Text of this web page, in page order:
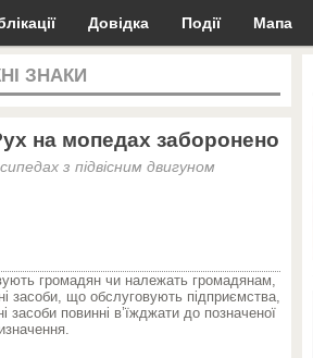
Довідка Події Мапа
ЗНАКИ
на мопедах заборонено
з підвісним двигуном
громадян чи належать громадянам,
засоби, що обслуговують підприємства,
засоби повинні в’їжджати до позначеної